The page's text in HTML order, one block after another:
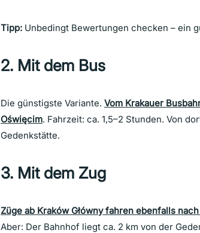
Tipp: Unbedingt Bewertungen checken – ein
2. Mit dem Bus
Die günstigste Variante. Vom Krakauer
Oświęcim. Fahrzeit: ca. 1,5–2 Stunden. Von
Gedenkstätte.
3. Mit dem Zug
Züge ab Kraków Główny fahren ebenfalls
Aber: Der Bahnhof liegt ca. 2 km von der